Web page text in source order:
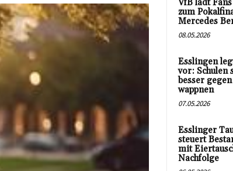
VfB lädt
zum
Mercedes
08.05.2026
Esslingen
vor: Schulen
besser
wappnen
07.05.2026
Esslinger
steuert
mit
Nachfolge